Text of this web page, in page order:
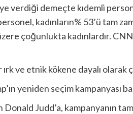
verdiği demeçte kıdemli
kadınların% 53’ü tam
çoğunlukta kadınlardır.
ve etnik kökene dayalı
yeniden seçim kampanyası
Judd’a, kampanyanın